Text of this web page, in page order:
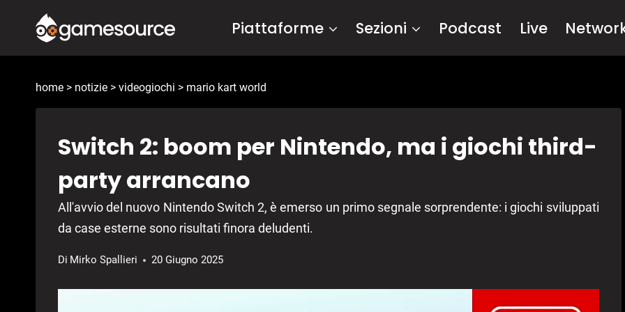
contenuto
Piattaforme Sezioni Podcast Live
home > notizie > videogiochi > mario kart world
Switch 2: boom per Nintendo, ma i giochi third-
party arrancano
All'avvio del nuovo Nintendo Switch 2, è emerso un primo segnale sorprendente: i giochi sviluppati
da case esterne sono risultati finora deludenti.
Di Mirko Spallieri 20 Giugno 2025